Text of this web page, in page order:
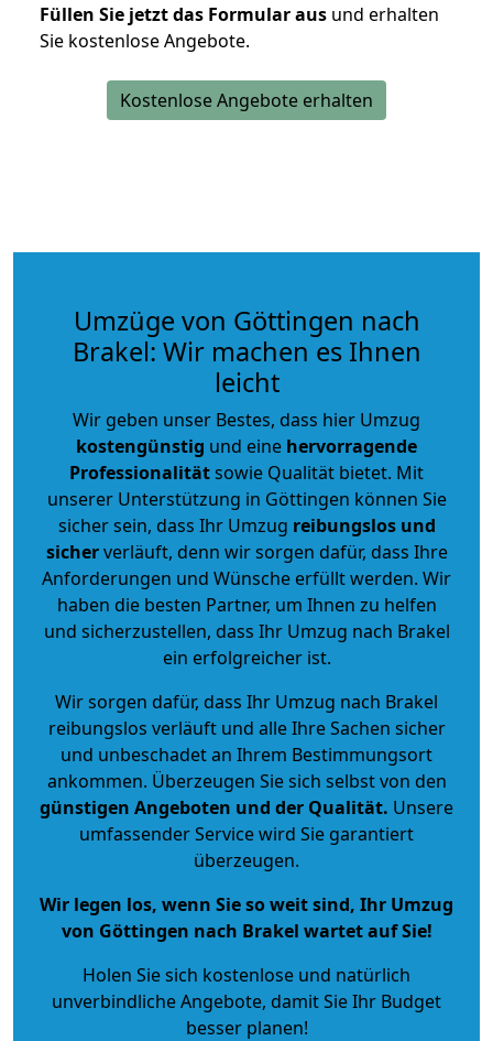
Füllen Sie jetzt das Formular aus und erhalten
Sie kostenlose Angebote.
Kostenlose Angebote erhalten
Umzüge von Göttingen nach
Brakel: Wir machen es Ihnen
leicht
Wir geben unser Bestes, dass hier Umzug
kostengünstig und eine hervorragende
Professionalitätsowie Qualität bietet. Mit
unserer Unterstützung in Göttingen können Sie
sicher sein, dass Ihr Umzug reibungslos und
sicherverläuft, denn wir sorgen dafür, dass Ihre
Anforderungen und Wünsche erfüllt werden. Wir
haben die besten Partner, um Ihnen zu helfen
und sicherzustellen, dass Ihr Umzug nach Brakel
ein erfolgreicher ist.
Wir sorgen dafür, dass Ihr Umzug nach Brakel
reibungslos verläuft und alle Ihre Sachen sicher
und unbeschadet an Ihrem Bestimmungsort
ankommen. Überzeugen Sie sich selbst von den
günstigen Angeboten und der Qualität. Unsere
umfassender Service wird Sie garantiert
überzeugen.
Wir legen los, wenn Sie so weit sind, Ihr Umzug
von Göttingen nach Brakel wartet auf Sie!
Holen Sie sich kostenlose und natürlich
unverbindliche Angebote, damit Sie Ihr Budget
besser planen!